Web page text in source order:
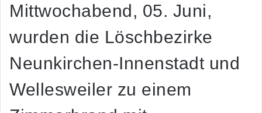
Mittwochabend, 05. Juni,
wurden die Löschbezirke
Neunkirchen-Innenstadt und
Wellesweiler zu einem